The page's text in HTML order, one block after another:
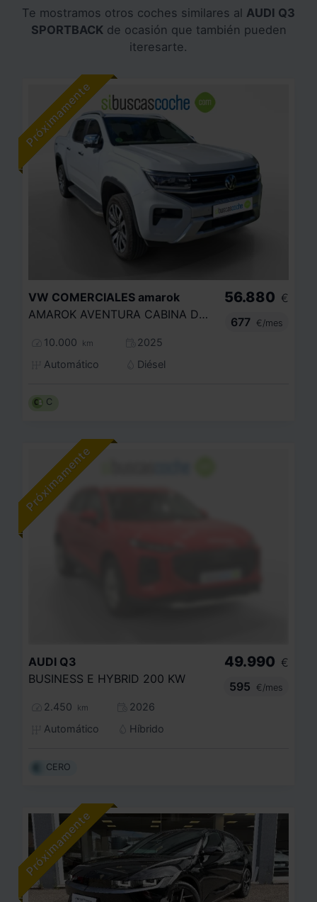
Te mostramos otros coches similares al AUDI Q3
SPORTBACKde ocasión que también pueden
iteresarte.
VW COMERCIALES amarok
AMAROK AVENTURA CABINA DOBLE V6 3.0 TDI 177 KW (241 CV) AUT 10 VEL.
10.000 km
2025
Automático
Diésel
56.880 €
677
€/mes
C
AUDI Q3
BUSINESS E HYBRID 200 KW
2.450 km
2026
Automático
Híbrido
49.990 €
595
€/mes
CERO